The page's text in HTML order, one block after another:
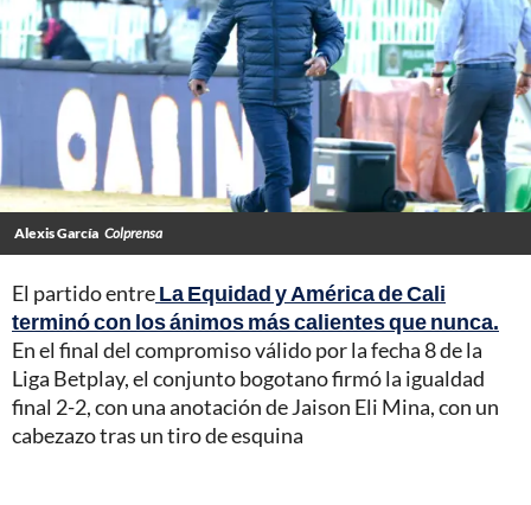
Alexis García Colprensa
El partido entreLa Equidad y América de Cali
terminó con los ánimos más calientes que nunca.
En el final del compromiso válido por la fecha 8 de la
Liga Betplay, el conjunto bogotano firmó la igualdad
final 2-2, con una anotación de Jaison Eli Mina, con un
cabezazo tras un tiro de esquina